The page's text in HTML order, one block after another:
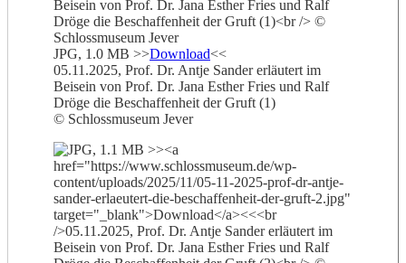
JPG, 1.0 MB >>Download<<
05.11.2025, Prof. Dr. Antje Sander erläutert im
Beisein von Prof. Dr. Jana Esther Fries und Ralf
Dröge die Beschaffenheit der Gruft (1)
© Schlossmuseum Jever